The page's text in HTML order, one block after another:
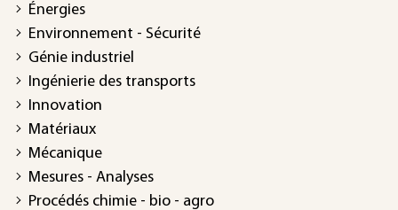
Énergies
Environnement - Sécurité
Génie industriel
Ingénierie des transports
Innovation
Matériaux
Mécanique
Mesures - Analyses
Procédés chimie - bio - agro